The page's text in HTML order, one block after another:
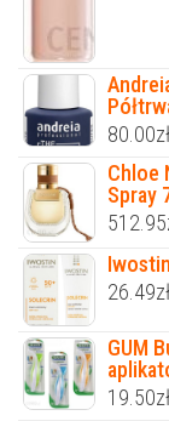
80.00zł
Chloe
Spray
512.95
26.49zł
GUM
19.50zł